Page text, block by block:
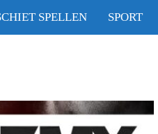
SPELLEN SPORT